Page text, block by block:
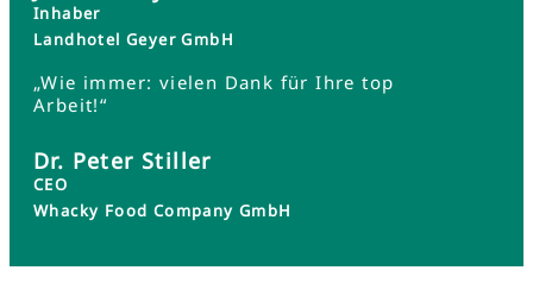
Inhaber
Landhotel Geyer GmbH
„Wie immer: vielen Dank für Ihre top
Arbeit!“
Dr. Peter Stiller
CEO
Whacky Food Company GmbH